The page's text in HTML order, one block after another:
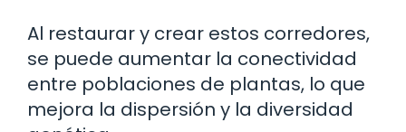
Al restaurar y crear estos corredores,
se puede aumentar la conectividad
entre poblaciones de plantas, lo que
mejora la dispersión y la diversidad